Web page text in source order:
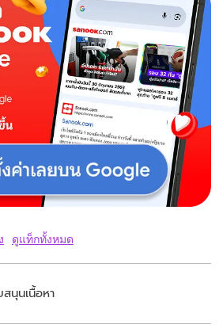
ดูแท็กทั้งหมด
นุนเนื้อหา